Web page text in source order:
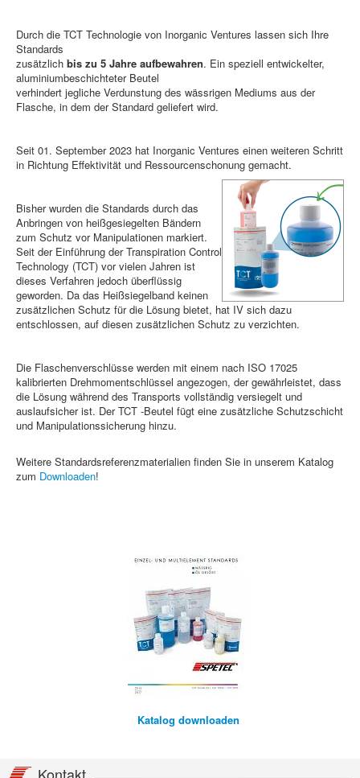
Durch die TCT Technologie von Inorganic Ventures lassen sich Ihre
Standards
zusätzlich bis zu 5 Jahre aufbewahren. Ein speziell entwickelter,
aluminiumbeschichteter Beutel
verhindert jegliche Verdunstung des wässrigen Mediums aus der
Flasche, in dem der Standard geliefert wird.
Seit 01. September 2023 hat Inorganic Ventures einen weiteren Schritt
in Richtung Effektivität und Ressourcenschonung gemacht.
Bisher wurden die Standards durch das
Anbringen von heißgesiegelten Bändern
zum Schutz vor Manipulationen markiert.
Seit der Einführung der Transpiration Control
Technology (TCT) vor vielen Jahren ist
dieses Verfahren jedoch überflüssig
geworden. Da das Heißsiegelband keinen
zusätzlichen Schutz für die Lösung bietet, hat IV sich dazu
entschlossen, auf diesen zusätzlichen Schutz zu verzichten.
Die Flaschenverschlüsse werden mit einem nach ISO 17025
kalibrierten Drehmomentschlüssel angezogen, der gewährleistet, dass
die Lösung während des Transports vollständig versiegelt und
auslaufsicher ist. Der TCT -Beutel fügt eine zusätzliche Schutzschicht
und Manipulationssicherung hinzu.
Weitere Standardsreferenzmaterialien finden Sie in unserem Katalog
zum Downloaden!
Katalog downloaden